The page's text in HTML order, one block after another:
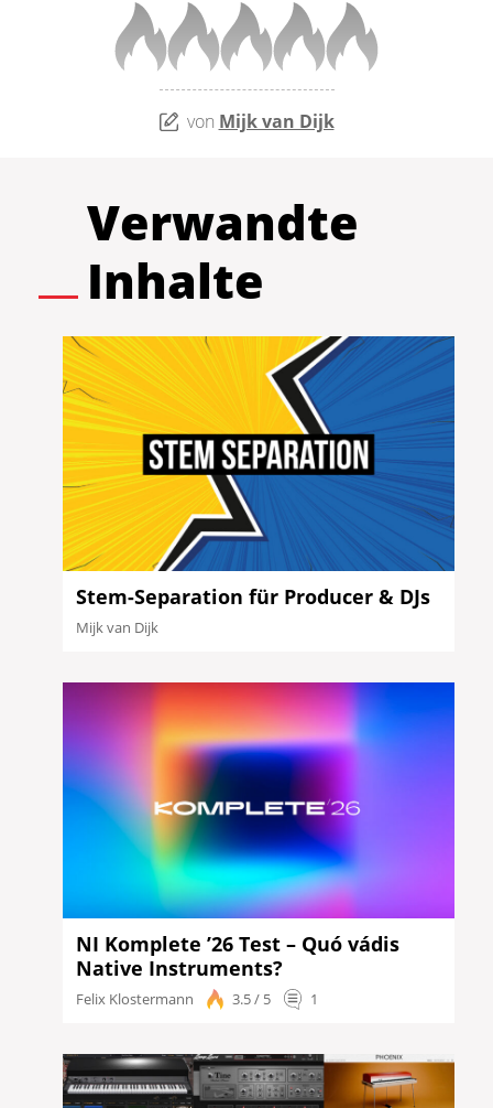
von Mijk van Dijk
Verwandte
Inhalte
Stem-Separation für Producer & DJs
Mijk van Dijk
NI Komplete ’26 Test – Quó vádis
Native Instruments?
Felix Klostermann 3.5 / 5 1